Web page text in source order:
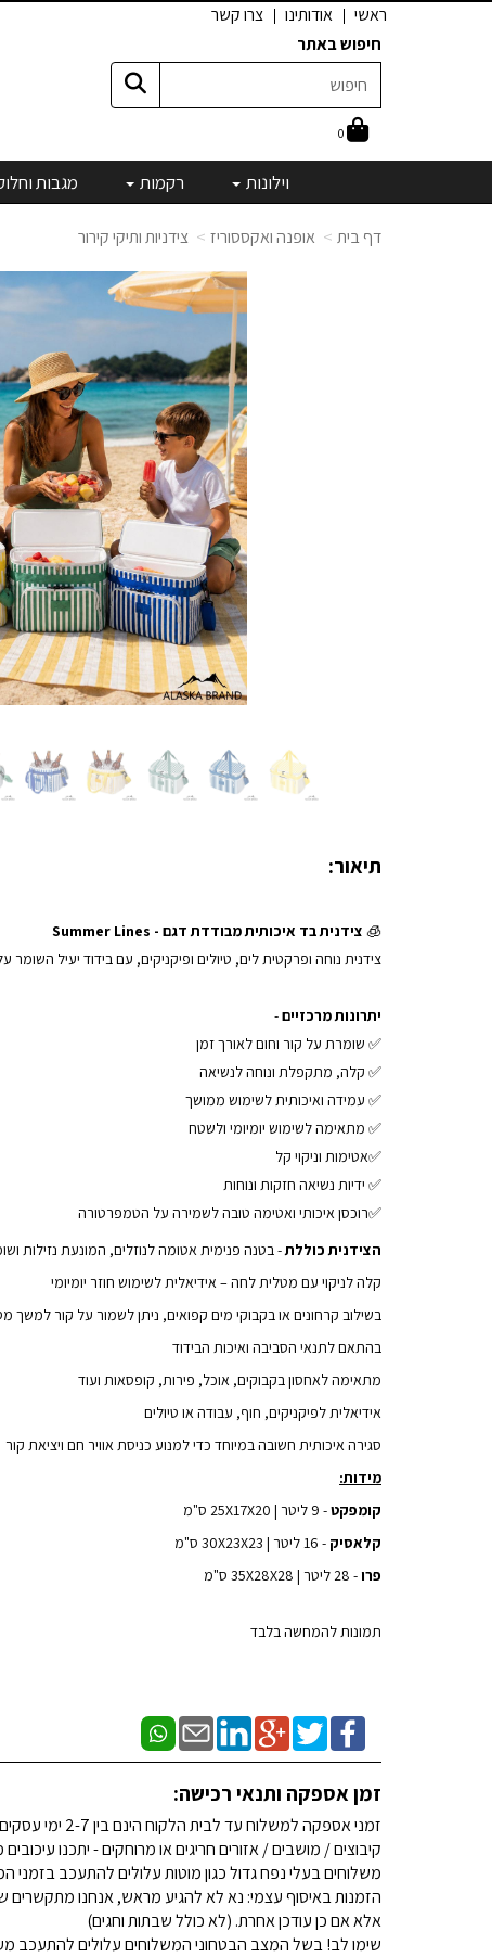
ראשי אודותינו
צרו קשר
חיפוש באתר
0
וילונות רקמות מגבות
דף בית אופנה ואקססוריז צידניות ותיקי קירור
תיאור:
🧊 צידנית בד איכותית מבודדת דגם - Summer Lines
צידנית נוחה ופרקטית לים, טיולים ופיקניקים, עם בידוד יעיל
יתרונות מרכזיים-
✅ שומרת על קור וחום לאורך זמן
✅ קלה, מתקפלת ונוחה לנשיאה
✅ עמידה ואיכותית לשימוש ממושך
✅ מתאימה לשימוש יומיומי ולשטח
✅אטימות וניקוי קל
✅ ידיות נשיאה חזקות ונוחות
✅רוכסן איכותי ואטימה טובה לשמירה על הטמפרטורה
הצידנית כוללת- בטנה פנימית אטומה לנוזלים, המונעת נזילות
קלה לניקוי עם מטלית לחה – אידיאלית לשימוש חוזר יומיומי
בשילוב קרחונים או בקבוקי מים קפואים, ניתן לשמור על קור למשך
בהתאם לתנאי הסביבה ואיכות הבידוד
מתאימה לאחסון בקבוקים, אוכל, פירות, קופסאות ועוד
אידיאלית לפיקניקים, חוף, עבודה או טיולים
סגירה איכותית חשובה במיוחד כדי למנוע כניסת אוויר חם ויציאת קור
מידות:
קומפקט- 9 ליטר | 25X17X20 ס"מ
קלאסיק - 16 ליטר | 30X23X23 ס"מ
פרו- 28 ליטר | 35X28X28 ס"מ
תמונות להמחשה בלבד
זמן אספקה ותנאי רכישה:
זמני אספקה למשלוח עד לבית הלקוח הינם בין 2-7 ימי עסקים. (לא כולל שבתות וחגים)
קיבוצים / מושבים / אזורים חריגים או מרוחקים - יתכנו
משלוחים בעלי נפח גדול כגון מוטות עלולים להתעכב בזמני
הזמנות באיסוף עצמי: נא לא להגיע מראש, אנחנו מתקשרים
אלא אם כן עודכן אחרת. (לא כולל שבתות וחגים)
שימו לב! בשל המצב הבטחוני המשלוחים עלולים להתעכב